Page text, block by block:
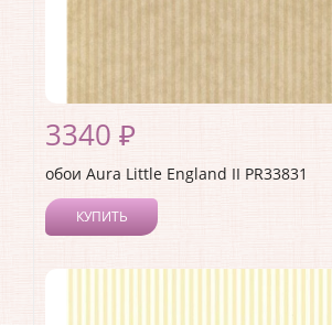
3340 ₽
обои Aura Little England II PR33831
КУПИТЬ